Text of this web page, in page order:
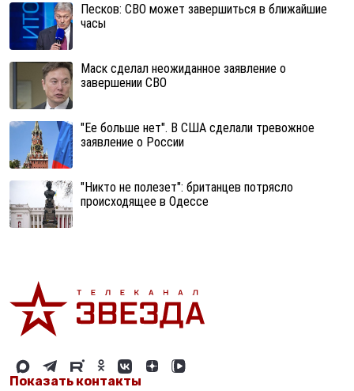
Песков: СВО может завершиться в ближайшие
часы
Маск сделал неожиданное заявление о
завершении СВО
"Ее больше нет". В США сделали тревожное
заявление о России
"Никто не полезет": британцев потрясло
происходящее в Одессе
Показать контакты